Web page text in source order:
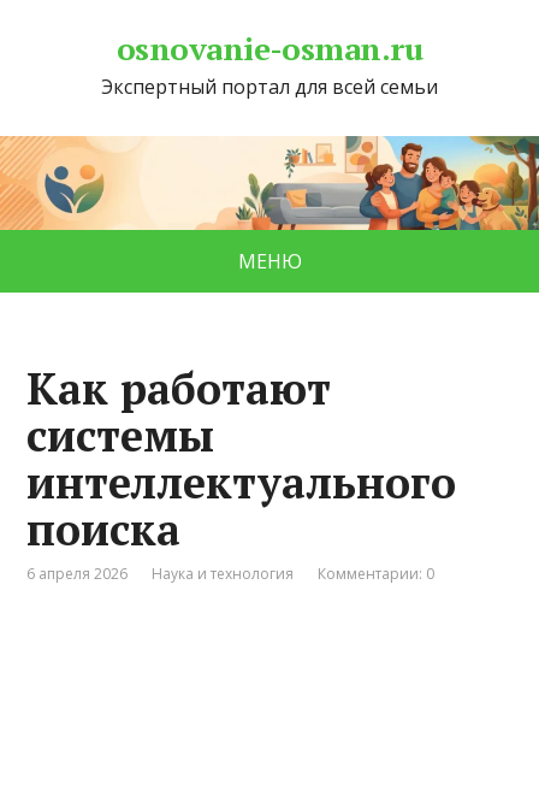
osnovanie-osman.ru
Экспертный портал для всей семьи
МЕНЮ
Как работают
системы
интеллектуального
поиска
6 апреля 2026 Наука и технология Комментарии: 0